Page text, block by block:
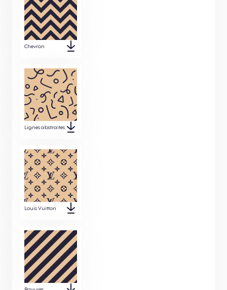
Chevron
Lignes abstraites
Louis Vuitton